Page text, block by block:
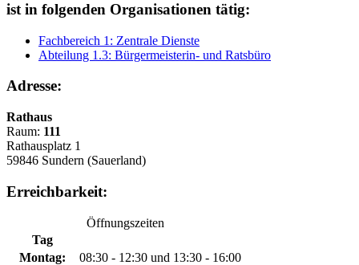
ist in folgenden Organisationen tätig:
Fachbereich 1: Zentrale Dienste
Abteilung 1.3: Bürgermeisterin- und Ratsbüro
Adresse:
Rathaus
Raum: 111
Rathausplatz 1
59846 Sundern (Sauerland)
Erreichbarkeit:
Öffnungszeiten
Tag
Montag:
08:30 - 12:30 und 13:30 - 16:00